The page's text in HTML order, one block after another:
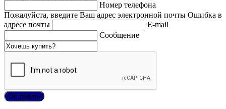
Номер телефона
Пожалуйста, введите Ваш адрес электронной почты Ошибка в
адресе почты
E-mail
Сообщение